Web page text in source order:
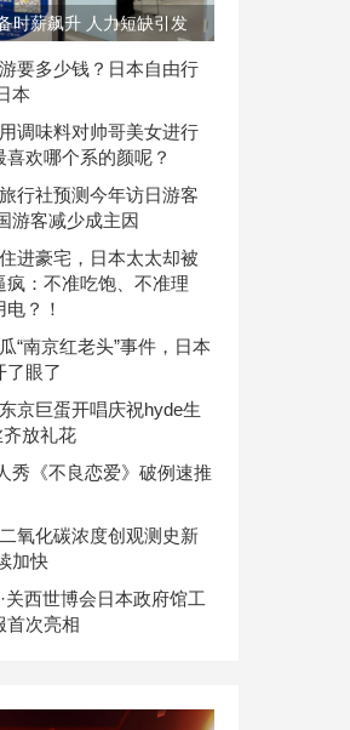
时薪飙升 人力短缺引发
化
要多少钱？日本自由行
本
调味料对帅哥美女进行
喜欢哪个系的颜呢？
行社预测今年访日游客
游客减少成主因
进豪宅，日本太太却被
疯：不准吃饱、不准理
？！
“南京红老头”事件，日本
了眼了
京巨蛋开唱庆祝hyde生
齐放礼花
秀《不良恋爱》破例速推
氧化碳浓度创观测史新
加快
关西世博会日本政府馆工
首次亮相